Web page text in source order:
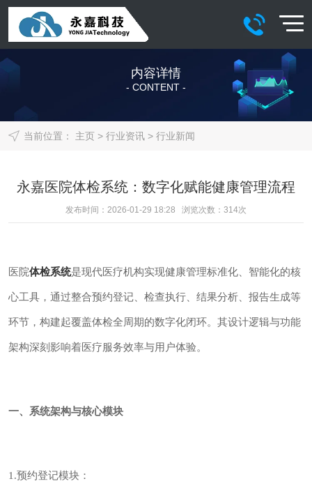
内容详情
- CONTENT -
当前位置： 主页> 行业资讯> 行业新闻
永嘉医院体检系统：数字化赋能健康管理流程
发布时间：2026-01-29 18:28 浏览次数： 314次
医院体检系统是现代医疗机构实现健康管理标准化、智能化的核
心工具，通过整合预约登记、检查执行、结果分析、报告生成等
环节，构建起覆盖体检全周期的数字化闭环。其设计逻辑与功能
架构深刻影响着医疗服务效率与用户体验。
一、系统架构与核心模块
1.预约登记模块：